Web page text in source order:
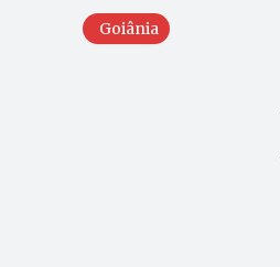
Goiânia